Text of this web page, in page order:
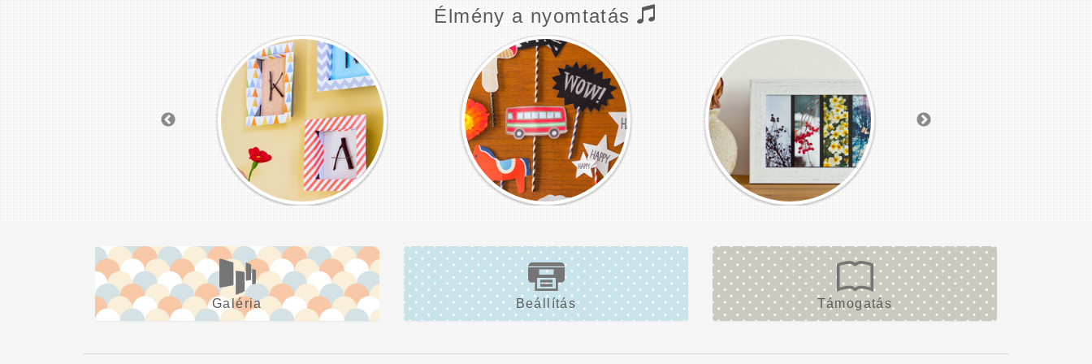
Élmény a nyomtatás
Galéria Beállítás Támogatás